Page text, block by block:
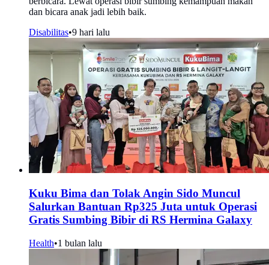
dan bicara anak jadi lebih baik.
Disabilitas•9 hari lalu
Kuku Bima dan Tolak Angin Sido Muncul
Salurkan Bantuan Rp325 Juta untuk Operasi
Gratis Sumbing Bibir di RS Hermina Galaxy
Health•1 bulan lalu